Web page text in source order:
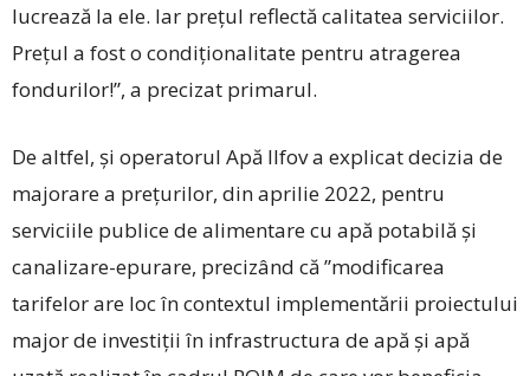
lucrează la ele. Iar prețul reflectă calitatea serviciilor.
Prețul a fost o condiționalitate pentru atragerea
fondurilor!”, a precizat primarul.
De altfel, și operatorul Apă Ilfov a explicat decizia de
majorare a prețurilor, din aprilie 2022, pentru
serviciile publice de alimentare cu apă potabilă și
canalizare-epurare, precizând că ”modificarea
tarifelor are loc în contextul implementării proiectului
major de investiții în infrastructura de apă și apă